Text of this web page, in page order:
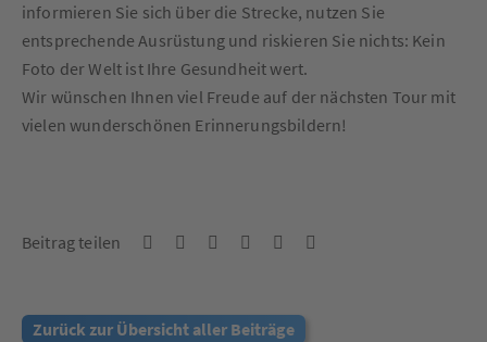
informieren Sie sich über die Strecke, nutzen Sie
entsprechende Ausrüstung und riskieren Sie nichts: Kein
Foto der Welt ist Ihre Gesundheit wert.
Wir wünschen Ihnen viel Freude auf der nächsten Tour mit
vielen wunderschönen Erinnerungsbildern!
Beitrag teilen
Zurück zur Übersicht aller Beiträge